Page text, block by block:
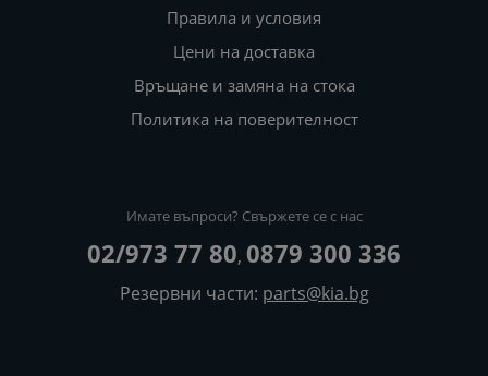
Правила и условия
Цени на доставка
Връщане и замяна на стока
Политика на поверителност
Имате въпроси? Свържете се с нас
02/973 77 80, 0879 300 336
Резервни части: parts@kia.bg